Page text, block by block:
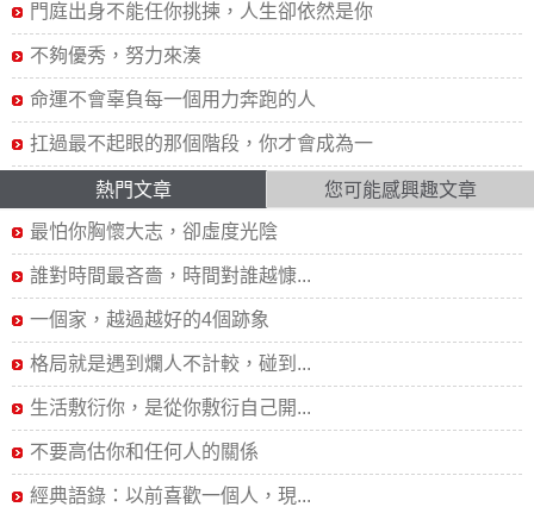
門庭出身不能任你挑揀，人生卻依然是你
不夠優秀，努力來湊
命運不會辜負每一個用力奔跑的人
扛過最不起眼的那個階段，你才會成為一
熱門文章 您可能感興趣文章
最怕你胸懷大志，卻虛度光陰
誰對時間最吝嗇，時間對誰越慷...
一個家，越過越好的4個跡象
格局就是遇到爛人不計較，碰到...
生活敷衍你，是從你敷衍自己開...
不要高估你和任何人的關係
經典語錄：以前喜歡一個人，現...